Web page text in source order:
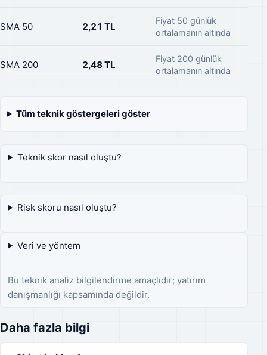
SMA 50 2,21 TL
Fiyat 50 günlük
ortalamanın altında
SMA 200 2,48 TL
Fiyat 200 günlük
ortalamanın altında
Tüm teknik göstergeleri göster
Teknik skor nasıl oluştu?
Risk skoru nasıl oluştu?
Veri ve yöntem
Bu teknik analiz bilgilendirme amaçlıdır; yatırım
danışmanlığı kapsamında değildir.
Daha fazla bilgi